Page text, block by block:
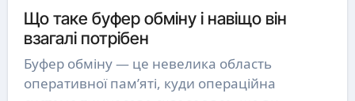
Що таке буфер обміну і навіщо він
взагалі потрібен
Буфер обміну — це невелика область
оперативної пам’яті, куди операційна